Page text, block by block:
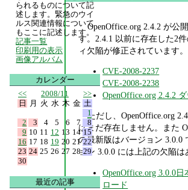
OpenOffice.org 2.4.2 が公
す。2.4.1 以前に存在した2
ィ欠陥が修正されています。
CVE-2008-2237
CVE-2008-2238
OpenOffice.org 2.4.2
ただし、OpenOffice.org
はまだ存在しません。また
の最新版はバージョン 3.0.0
ョン 3.0.0 には上記の欠陥は
OpenOffice.org 3.0.0
ロード
られるものについて記
述します。緊急のウイ
ルス関連情報について
もここに記述します。
記事一覧
印刷用の表示
画像アルバム
カレンダー
<<
2008/11
>>
日
月 火 水 木 金 土
1
2
3 4 5 6 7
8
9 10 11 12 13 14 15
16 17 18 19 20 21 22
23 24 25 26 27 28 29
30
最近の記事